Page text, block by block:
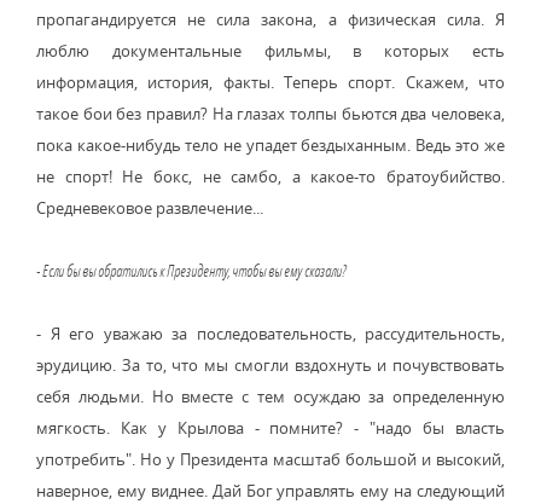
пропагандируется не сила закона, а физическая сила. Я
люблю документальные фильмы, в которых есть
информация, история, факты. Теперь спорт. Скажем, что
такое бои без правил? На глазах толпы бьются два человека,
пока какое-нибудь тело не упадет бездыханным. Ведь это же
не спорт! Не бокс, не самбо, а какое-то братоубийство.
Средневековое развлечение...
- Если бы вы обратились к Президенту, чтобы вы ему сказали?
- Я его уважаю за последовательность, рассудительность,
эрудицию. За то, что мы смогли вздохнуть и почувствовать
себя людьми. Но вместе с тем осуждаю за определенную
мягкость. Как у Крылова - помните? - "надо бы власть
употребить". Но у Президента масштаб большой и высокий,
наверное, ему виднее. Дай Бог управлять ему на следующий